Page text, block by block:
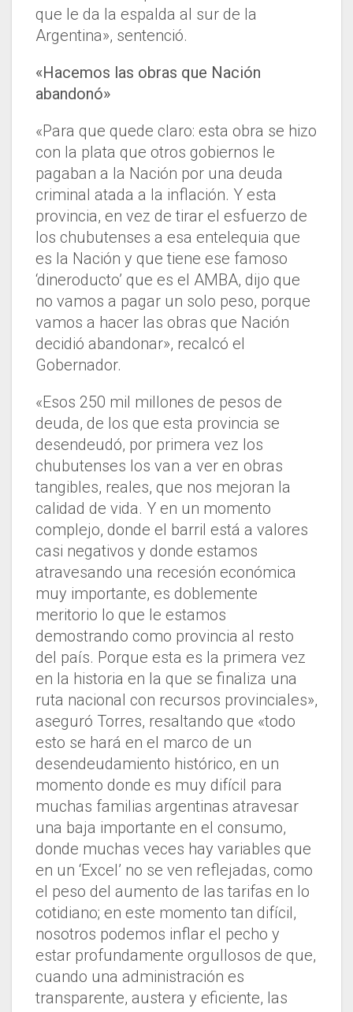
que le da la espalda al sur de la
Argentina», sentenció.
«Hacemos las obras que Nación
abandonó»
«Para que quede claro: esta obra se hizo
con la plata que otros gobiernos le
pagaban a la Nación por una deuda
criminal atada a la inflación. Y esta
provincia, en vez de tirar el esfuerzo de
los chubutenses a esa entelequia que
es la Nación y que tiene ese famoso
‘dineroducto’ que es el AMBA, dijo que
no vamos a pagar un solo peso, porque
vamos a hacer las obras que Nación
decidió abandonar», recalcó el
Gobernador.
«Esos 250 mil millones de pesos de
deuda, de los que esta provincia se
desendeudó, por primera vez los
chubutenses los van a ver en obras
tangibles, reales, que nos mejoran la
calidad de vida. Y en un momento
complejo, donde el barril está a valores
casi negativos y donde estamos
atravesando una recesión económica
muy importante, es doblemente
meritorio lo que le estamos
demostrando como provincia al resto
del país. Porque esta es la primera vez
en la historia en la que se finaliza una
ruta nacional con recursos provinciales»,
aseguró Torres, resaltando que «todo
esto se hará en el marco de un
desendeudamiento histórico, en un
momento donde es muy difícil para
muchas familias argentinas atravesar
una baja importante en el consumo,
donde muchas veces hay variables que
en un ‘Excel’ no se ven reflejadas, como
el peso del aumento de las tarifas en lo
cotidiano; en este momento tan difícil,
nosotros podemos inflar el pecho y
estar profundamente orgullosos de que,
cuando una administración es
transparente, austera y eficiente, las